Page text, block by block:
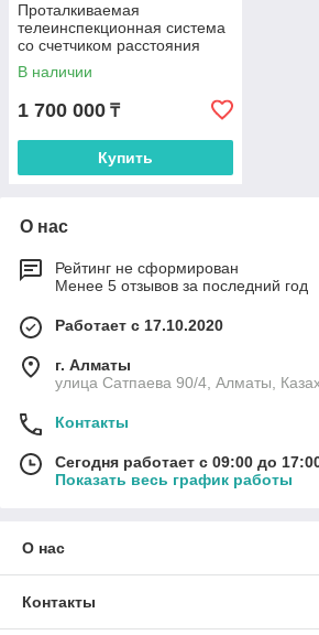
Проталкиваемая
телеинспекционная система
со счетчиком расстояния
Rotorica 199F-L 40 м
В наличии
1 700 000 ₸
Купить
О нас
Рейтинг не сформирован
Менее 5 отзывов за последний год
Работает с 17.10.2020
г. Алматы
улица Сатпаева 90/4, Алматы,
Контакты
Сегодня работает с 09:00 до
Показать весь график работы
О нас
Контакты